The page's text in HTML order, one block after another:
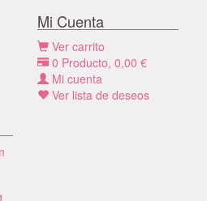
Mi Cuenta
Ver carrito
0 Producto, 0,00 €
Mi cuenta
Ver lista de deseos